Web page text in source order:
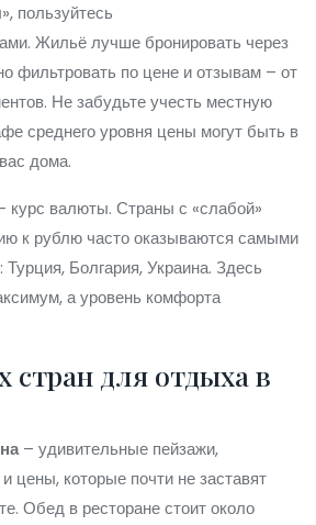
пользуйтесь
Жильё лучше бронировать через
фильтровать по цене и отзывам – от
Не забудьте учесть местную
среднего уровня цены могут быть в
дома.
курс валюты. Страны с «слабой»
к рублю часто оказываются самыми
Болгария, Украина. Здесь
а уровень комфорта
стран для отдыха в
– удивительные пейзажи,
цены, которые почти не заставят
Обед в ресторане стоит около